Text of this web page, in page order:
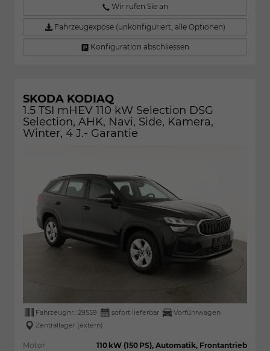
Wir rufen Sie an
Fahrzeugexpose (unkonfiguriert, alle Optionen)
Konfiguration abschliessen
SKODA KODIAQ
1.5 TSI mHEV 110 kW Selection DSG
Selection, AHK, Navi, Side, Kamera,
Winter, 4 J.- Garantie
Fahrzeugnr.: 29559 sofort lieferbar
Vorführwagen
Zentrallager (extern)
Motor
110 kW (150 PS), Automatik, Frontantrieb